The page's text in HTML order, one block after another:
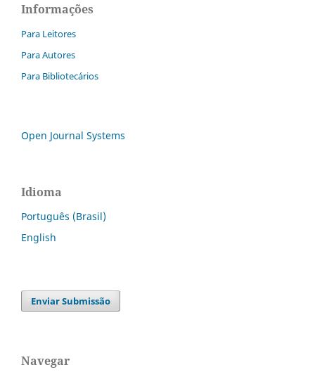
Informações
Para Leitores
Para Autores
Para Bibliotecários
Open Journal Systems
Idioma
Português (Brasil)
English
Enviar Submissão
Navegar